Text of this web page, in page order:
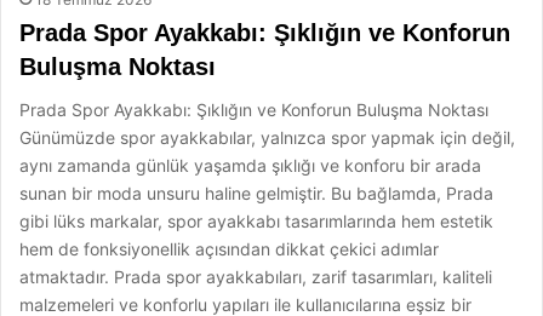
Prada Spor Ayakkabı: Şıklığın ve Konforun
Buluşma Noktası
Prada Spor Ayakkabı: Şıklığın ve Konforun Buluşma Noktası
Günümüzde spor ayakkabılar, yalnızca spor yapmak için değil,
aynı zamanda günlük yaşamda şıklığı ve konforu bir arada
sunan bir moda unsuru haline gelmiştir. Bu bağlamda, Prada
gibi lüks markalar, spor ayakkabı tasarımlarında hem estetik
hem de fonksiyonellik açısından dikkat çekici adımlar
atmaktadır. Prada spor ayakkabıları, zarif tasarımları, kaliteli
malzemeleri ve konforlu yapıları ile kullanıcılarına eşsiz bir